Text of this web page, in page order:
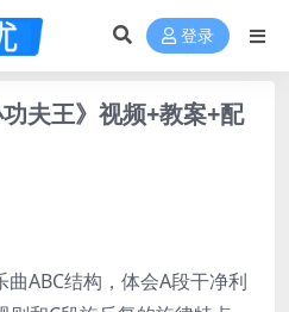
登录
夫王》视频+教案+配
ABC结构，体会A段干净利